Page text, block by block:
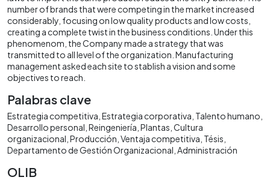
number of brands that were competing in the market increased
considerably, focusing on low quality products and low costs,
creating a complete twist in the business conditions. Under this
phenomenom, the Company made a strategy that was
transmitted to all level of the organization. Manufacturing
management asked each site to stablish a vision and some
objectives to reach.
Palabras clave
Estrategia competitiva Estrategia corporativa Talento humano
Desarrollo personal Reingeniería Plantas Cultura
organizacional Producción Ventaja competitiva Tésis
Departamento de Gestión Organizacional Administración
OLIB